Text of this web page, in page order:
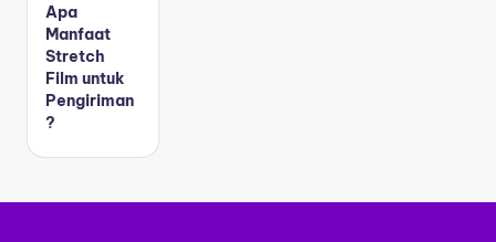
Apa
Manfaat
Stretch
Film untuk
Pengiriman
?